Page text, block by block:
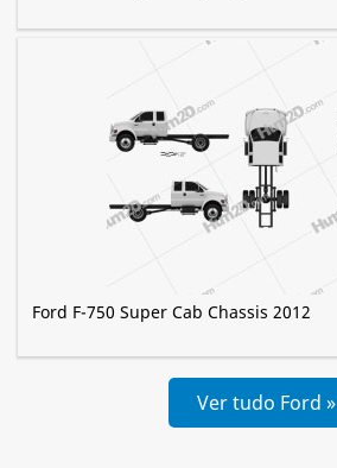
Ford F-750 Super Cab Chassis 2012
Ver tudo Ford »